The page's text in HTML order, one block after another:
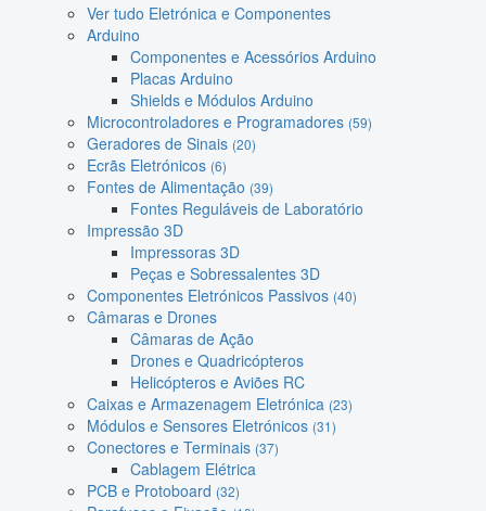
Ver tudo Eletrónica e Componentes
Arduino
Componentes e Acessórios Arduino
Placas Arduino
Shields e Módulos Arduino
Microcontroladores e Programadores (59)
Geradores de Sinais (20)
Ecrãs Eletrónicos (6)
Fontes de Alimentação (39)
Fontes Reguláveis de Laboratório
Impressão 3D
Impressoras 3D
Peças e Sobressalentes 3D
Componentes Eletrónicos Passivos (40)
Câmaras e Drones
Câmaras de Ação
Drones e Quadricópteros
Helicópteros e Aviões RC
Caixas e Armazenagem Eletrónica (23)
Módulos e Sensores Eletrónicos (31)
Conectores e Terminais (37)
Cablagem Elétrica
PCB e Protoboard (32)